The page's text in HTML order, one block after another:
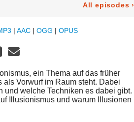
All episodes ›
| AAC | OGG | OPUS
ein Thema auf das früher
Vorwurf im Raum steht. Dabei
und welche Techniken es dabei gibt.
Illusionismus und warum Illusionen